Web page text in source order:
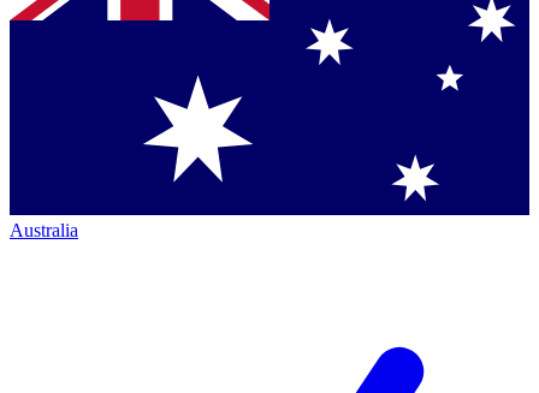
Australia